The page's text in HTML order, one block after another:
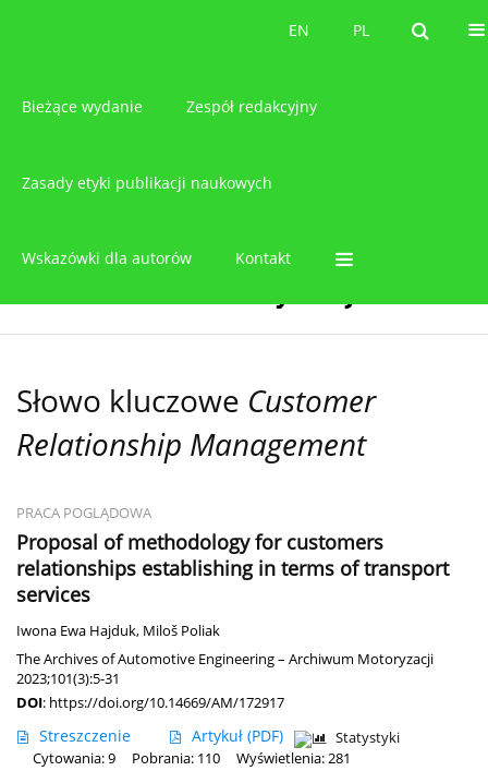
PL
EN PL
EN
Bieżące wydanie Zespół redakcyjny
Zasady etyki publikacji naukowych
Wskazówki dla autorów Kontakt
Słowo kluczowe Customer
Relationship Management
PRACA POGLĄDOWA
Proposal of methodology for customers
relationships establishing in terms of transport
services
Iwona Ewa Hajduk, Miloš Poliak
The Archives of Automotive Engineering – Archiwum Motoryzacji
2023;101(3):5-31
DOI: https://doi.org/10.14669/AM/172917
Streszczenie Artykuł (PDF)
Statystyki
Cytowania: 9
Pobrania: 110 Wyświetlenia: 281